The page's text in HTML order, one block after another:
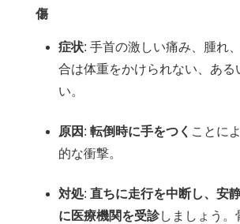
傷
症状: 手首の激しい痛み、腫れ
合は体重をかけられない、ある
い。
原因 :転倒時に手をつく ことに
的な衝撃。
対処:直ちに走行を中断し、安
に医療機関を受診しましょう。